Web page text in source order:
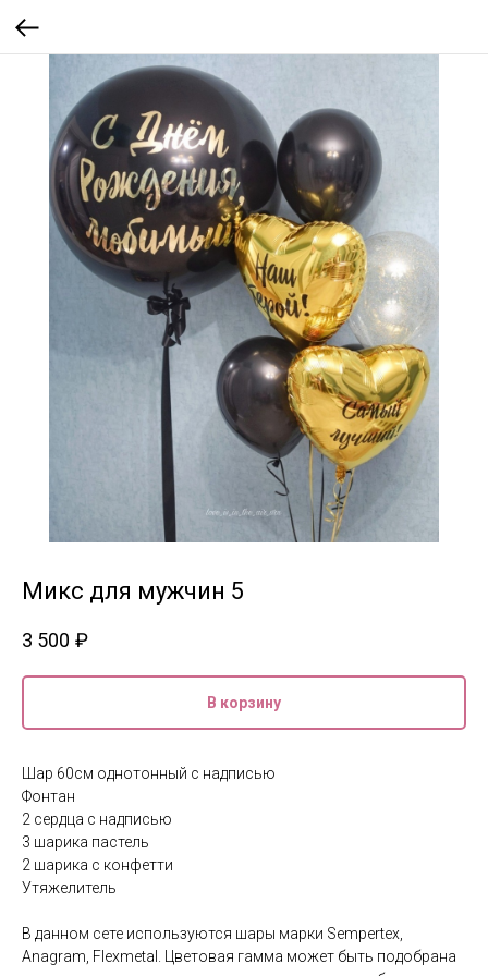
Микс для мужчин 5
3 500 ₽
В корзину
Шар 60см однотонный с надписью
Фонтан
2 сердца с надписью
3 шарика пастель
2 шарика с конфетти
Утяжелитель
В данном сете используются шары марки Sempertex,
Anagram, Flexmetal. Цветовая гамма может быть подобрана